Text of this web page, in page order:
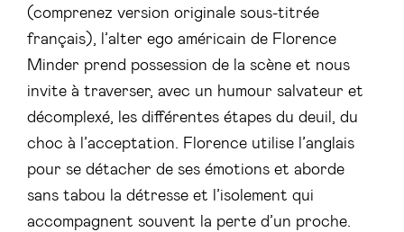
(comprenez version originale sous-titrée
français), l’alter ego américain de Florence
Minder prend possession de la scène et nous
invite à traverser, avec un humour salvateur et
décomplexé, les différentes étapes du deuil, du
choc à l’acceptation. Florence utilise l’anglais
pour se détacher de ses émotions et aborde
sans tabou la détresse et l’isolement qui
accompagnent souvent la perte d’un proche.